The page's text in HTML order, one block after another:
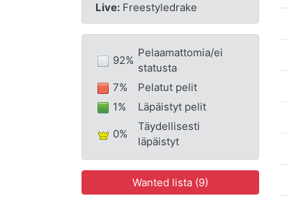
Live:Freestyledrake
92%
Pelaamattomia/ei
statusta
7%
Pelatut pelit
1%
Läpäistyt pelit
0%
Täydellisesti
läpäistyt
Wanted lista (9)